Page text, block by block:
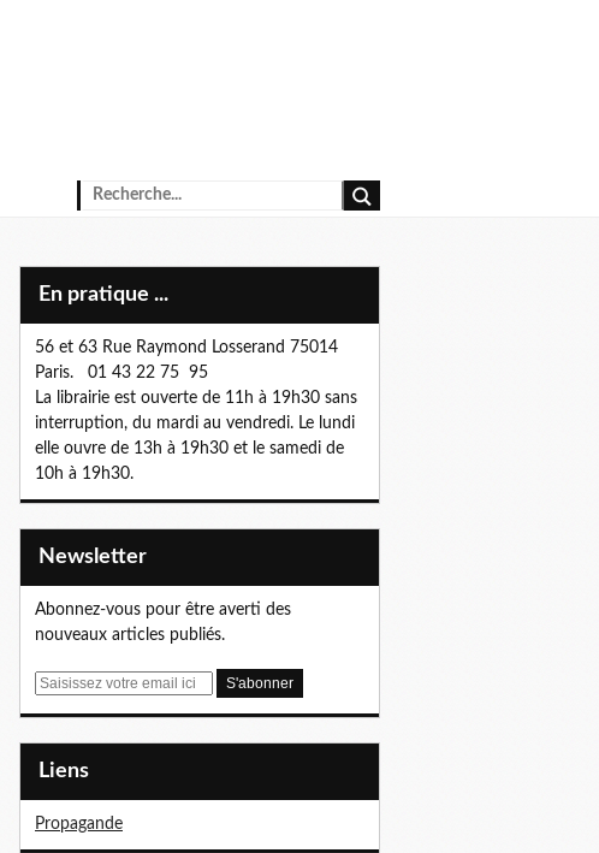
En pratique ...
56 et 63 Rue Raymond Losserand 75014
Paris. 01 43 22 75 95
La librairie est ouverte de 11h à 19h30 sans
interruption, du mardi au vendredi. Le lundi
elle ouvre de 13h à 19h30 et le samedi de
10h à 19h30.
Newsletter
Abonnez-vous pour être averti des
nouveaux articles publiés.
E
Liens
Propagande